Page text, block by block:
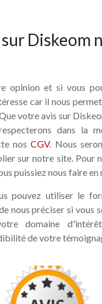
Diskeom
opinion et si vous
car il nous
votre avis sur
dans la
nosCGV. Nous
sur notre site. Pour
puissiez nous faire en
pouvez utiliser le
nous préciser si vous
domaine
de votre